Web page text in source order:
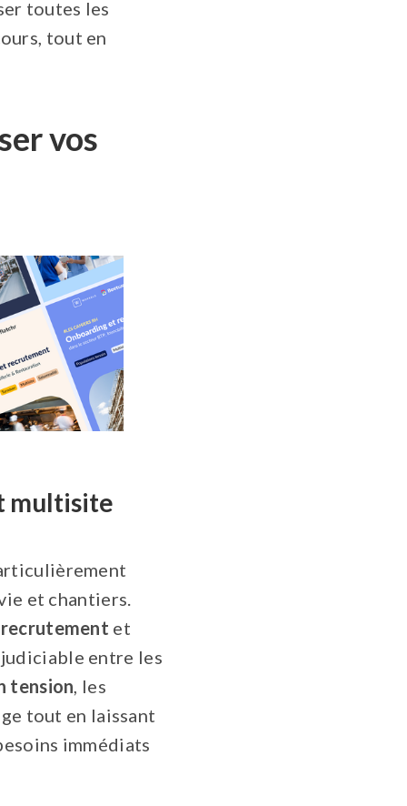
toutes les
tout en
vos
multisite
et chantiers.
recrutement et
entre les
tension, les
tout en laissant
immédiats